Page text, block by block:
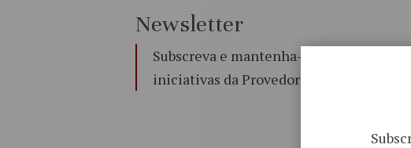
Newsletter
Subscreva e mantenha-se a par do
iniciativas da Provedoria de Justiça